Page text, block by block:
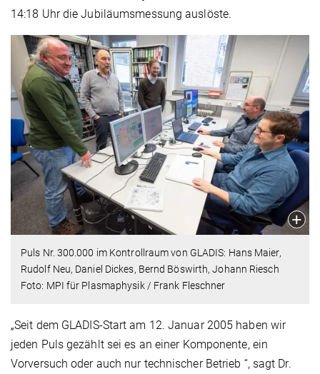
14:18 Uhr die Jubiläumsmessung auslöste.
Puls Nr. 300.000 im Kontrollraum von GLADIS: Hans Maier,
Rudolf Neu, Daniel Dickes, Bernd Böswirth, Johann Riesch
Foto: MPI für Plasmaphysik / Frank Fleschner
„Seit dem GLADIS-Start am 12. Januar 2005 haben wir
jeden Puls gezählt sei es an einer Komponente, ein
Vorversuch oder auch nur technischer Betrieb “, sagt Dr.